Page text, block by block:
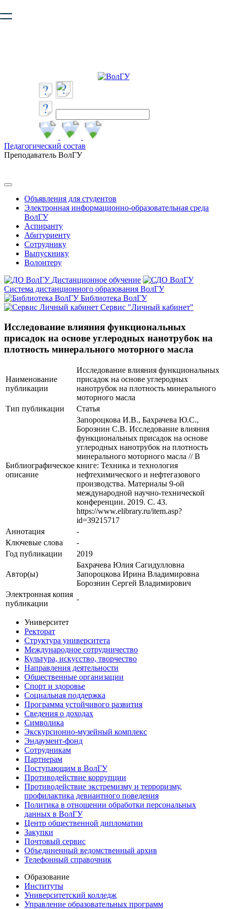
безопасную работу с сайтом. Пожалуйста
Педагогический состав
Преподаватель ВолГУ
Объявления для студентов
Электронная информационно-образовательная среда
ВолГУ
Аспиранту
Абитуриенту
Сотруднику
Выпускнику
Волонтеру
Дистанционное обучение
Система дистанционного образования ВолГУ
Библиотека ВолГУ
Сервис "Личный кабинет"
Исследование влияния функциональных
присадок на основе углеродных нанотрубок на
плотность минерального моторного масла
Наименование
публикации
Исследование влияния функциональных
присадок на основе углеродных
нанотрубок на плотность минерального
моторного масла
Тип публикации
Статья
Библиографическое
описание
Запороцкова И.В., Бахрачева Ю.С.,
Борознин С.В. Исследование влияния
функциональных присадок на основе
углеродных нанотрубок на плотность
минерального моторного масла // В
книге: Техника и технология
нефтехимического и нефтегазового
производства. Материалы 9-ой
международной научно-технической
конференции. 2019. С. 43.
https://www.elibrary.ru/item.asp?
id=39215717
Аннотация
-
Ключевые cлова
-
Год публикации
2019
Автор(ы)
Бахрачева Юлия Сагидулловна
Запороцкова Ирина Владимировна
Борознин Сергей Владимирович
Электронная копия
публикации
-
Университет
Ректорат
Структура университета
Международное сотрудничество
Культура, искусство, творчество
Направления деятельности
Общественные организации
Спорт и здоровье
Социальная поддержка
Программа устойчивого развития
Сведения о доходах
Символика
Экскурсионно-музейный комплекс
Эндаумент-фонд
Сотрудникам
Партнерам
Поступающим в ВолГУ
Противодействие коррупции
Противодействие экстремизму и терроризму,
профилактика девиантного поведения
Политика в отношении обработки персональных
данных в ВолГУ
Центр общественной дипломатии
Закупки
Почтовый сервис
Объединенный ведомственный архив
Телефонный справочник
Образование
Институты
Университетский колледж
Управление образовательных программ